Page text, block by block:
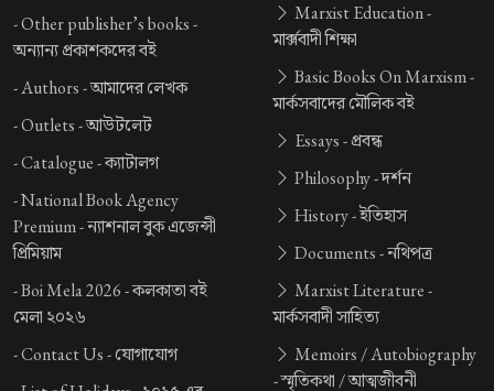
-Other publisher’s books -
অন্যান্য প্রকাশকদের বই
-Authors -আমাদের লেখক
-Outlets -আউটলেট
-Catalogue -ক্যাটালগ
-National Book Agency
Premium -ন্যাশনাল বুক এজেন্সী
প্রিমিয়াম
-Boi Mela 2026 -কলকাতা বই
মেলা ২০২৬
-Contact Us -যোগাযোগ
Marxist Education -
মার্ক্সবাদী শিক্ষা
Basic Books On Marxism -
মার্কসবাদের মৌলিক বই
Essays -প্রবন্ধ
Philosophy -দর্শন
History -ইতিহাস
Documents -নথিপত্র
Marxist Literature -
মার্কসবাদী সাহিত্য
Memoirs / Autobiography
-স্মৃতিকথা / আত্মজীবনী